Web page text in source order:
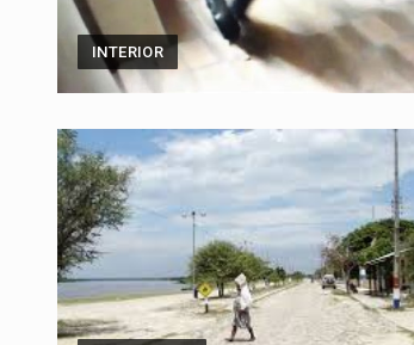
INTERIOR